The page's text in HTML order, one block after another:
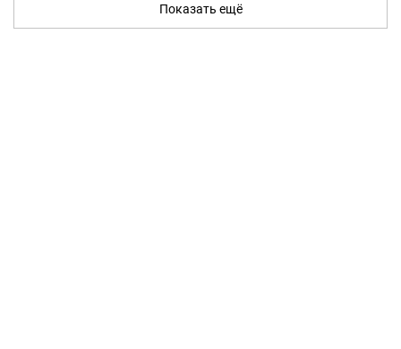
Показать ещё